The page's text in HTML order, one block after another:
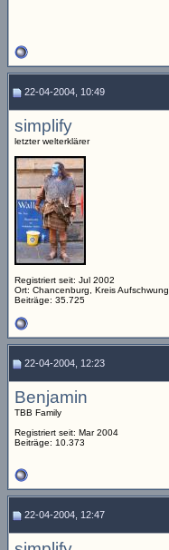
22-04-2004, 10:49
simplify
letzter welterklärer
Registriert seit: Jul 2002
Ort: Chancenburg, Kreis Aufschwung
Beiträge: 35.725
22-04-2004, 12:23
Benjamin
TBB Family
Registriert seit: Mar 2004
Beiträge: 10.373
22-04-2004, 12:47